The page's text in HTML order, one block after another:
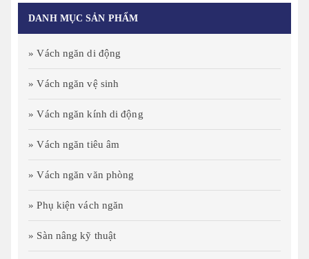
DANH MỤC SẢN PHẨM
» Vách ngăn di động
» Vách ngăn vệ sinh
» Vách ngăn kính di động
» Vách ngăn tiêu âm
» Vách ngăn văn phòng
» Phụ kiện vách ngăn
» Sàn nâng kỹ thuật